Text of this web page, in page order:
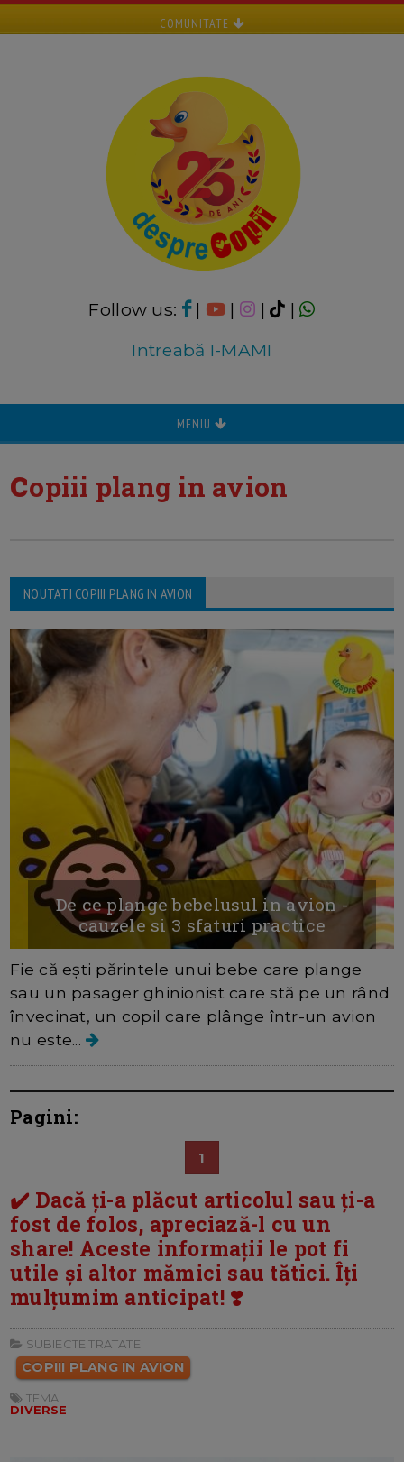
COMUNITATE
Follow us: | | |
|
Intreabă I-MAMI
MENIU
copiii plang in avion
NOUTATI COPIII PLANG IN AVION
De ce plange bebelusul in avion -
cauzele si 3 sfaturi practice
Fie că ești părintele unui bebe care plange
sau un pasager ghinionist care stă pe un rând
învecinat, un copil care plânge într-un avion
nu este...
Pagini:
1
✔️ Dacă ți-a plăcut articolul sau ți-a
fost de folos, apreciază-l cu un
share! Aceste informații le pot fi
utile și altor mămici sau tătici. Îți
mulțumim anticipat! ❣️
SUBIECTE TRATATE:
COPIII PLANG IN AVION
TEMA:
DIVERSE